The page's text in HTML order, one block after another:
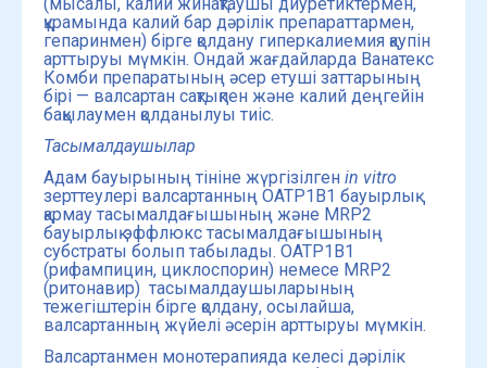
құрамында калий бар дәрілік препараттармен,
гепаринмен) бірге қолдану гиперкалиемия қаупін
арттыруы мүмкін. Ондай жағдайларда Ванатекс
Комби препаратының әсер етуші заттарының
бірі — валсартан сақтықпен және калий деңгейін
бақылаумен қолданылуы тиіс.
Тасымалдаушылар
Адам бауырының тініне жүргізілген in vitro
зерттеулері валсартанның OATP1B1 бауырлық
қармау тасымалдағышының және MRP2
бауырлық эффлюкс тасымалдағышының
субстраты болып табылады. OATP1B1
(рифампицин, циклоспорин) немесе MRP2
(ритонавир) тасымалдаушыларының
тежегіштерін бірге қолдану, осылайша,
валсартанның жүйелі әсерін арттыруы мүмкін.
Валсартанмен монотерапияда келесі дәрілік